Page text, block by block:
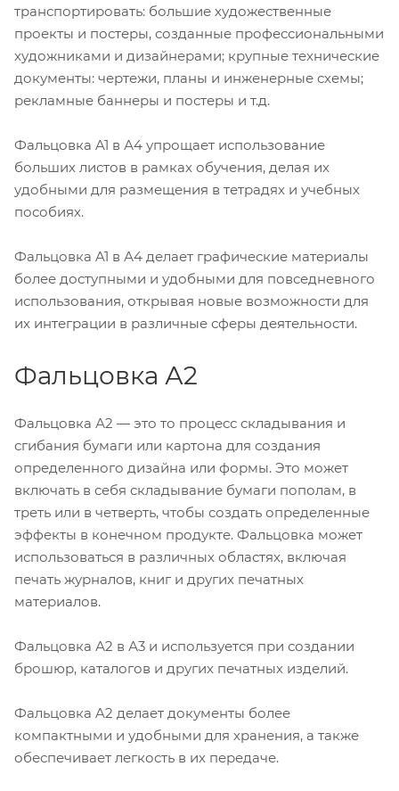
транспортировать: большие художественные
проекты и постеры, созданные профессиональными
художниками и дизайнерами; крупные технические
документы: чертежи, планы и инженерные схемы;
рекламные баннеры и постеры и т.д.
Фальцовка A1 в А4 упрощает использование
больших листов в рамках обучения, делая их
удобными для размещения в тетрадях и учебных
пособиях.
Фальцовка A1 в А4 делает графические материалы
более доступными и удобными для повседневного
использования, открывая новые возможности для
их интеграции в различные сферы деятельности.
Фальцовка А2
Фальцовка А2 — это то процесс складывания и
сгибания бумаги или картона для создания
определенного дизайна или формы. Это может
включать в себя складывание бумаги пополам, в
треть или в четверть, чтобы создать определенные
эффекты в конечном продукте. Фальцовка может
использоваться в различных областях, включая
печать журналов, книг и других печатных
материалов.
Фальцовка А2 в А3 и используется при создании
брошюр, каталогов и других печатных изделий.
Фальцовка A2 делает документы более
компактными и удобными для хранения, а также
обеспечивает легкость в их передаче.